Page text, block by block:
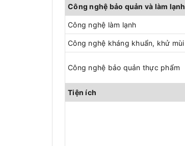
Công nghệ bảo quản và làm lạnh
Công nghệ làm lạnh
Công nghệ kháng khuẩn, khử mùi
Công nghệ bảo quản thực phẩm
Tiện ích